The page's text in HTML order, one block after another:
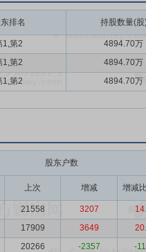
排名 持股数量(股
1,第2
4894.70万
1,第2
4894.70万
1,第2 4894.70万
股东户数
上次 增减 增减
21558 3207
17909 3649
20266 -2357 -